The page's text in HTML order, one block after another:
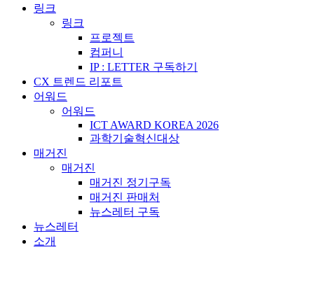
링크
링크
프로젝트
컴퍼니
IP : LETTER 구독하기
CX 트렌드 리포트
어워드
어워드
ICT AWARD KOREA 2026
과학기술혁신대상
매거진
매거진
매거진 정기구독
매거진 판매처
뉴스레터 구독
뉴스레터
소개